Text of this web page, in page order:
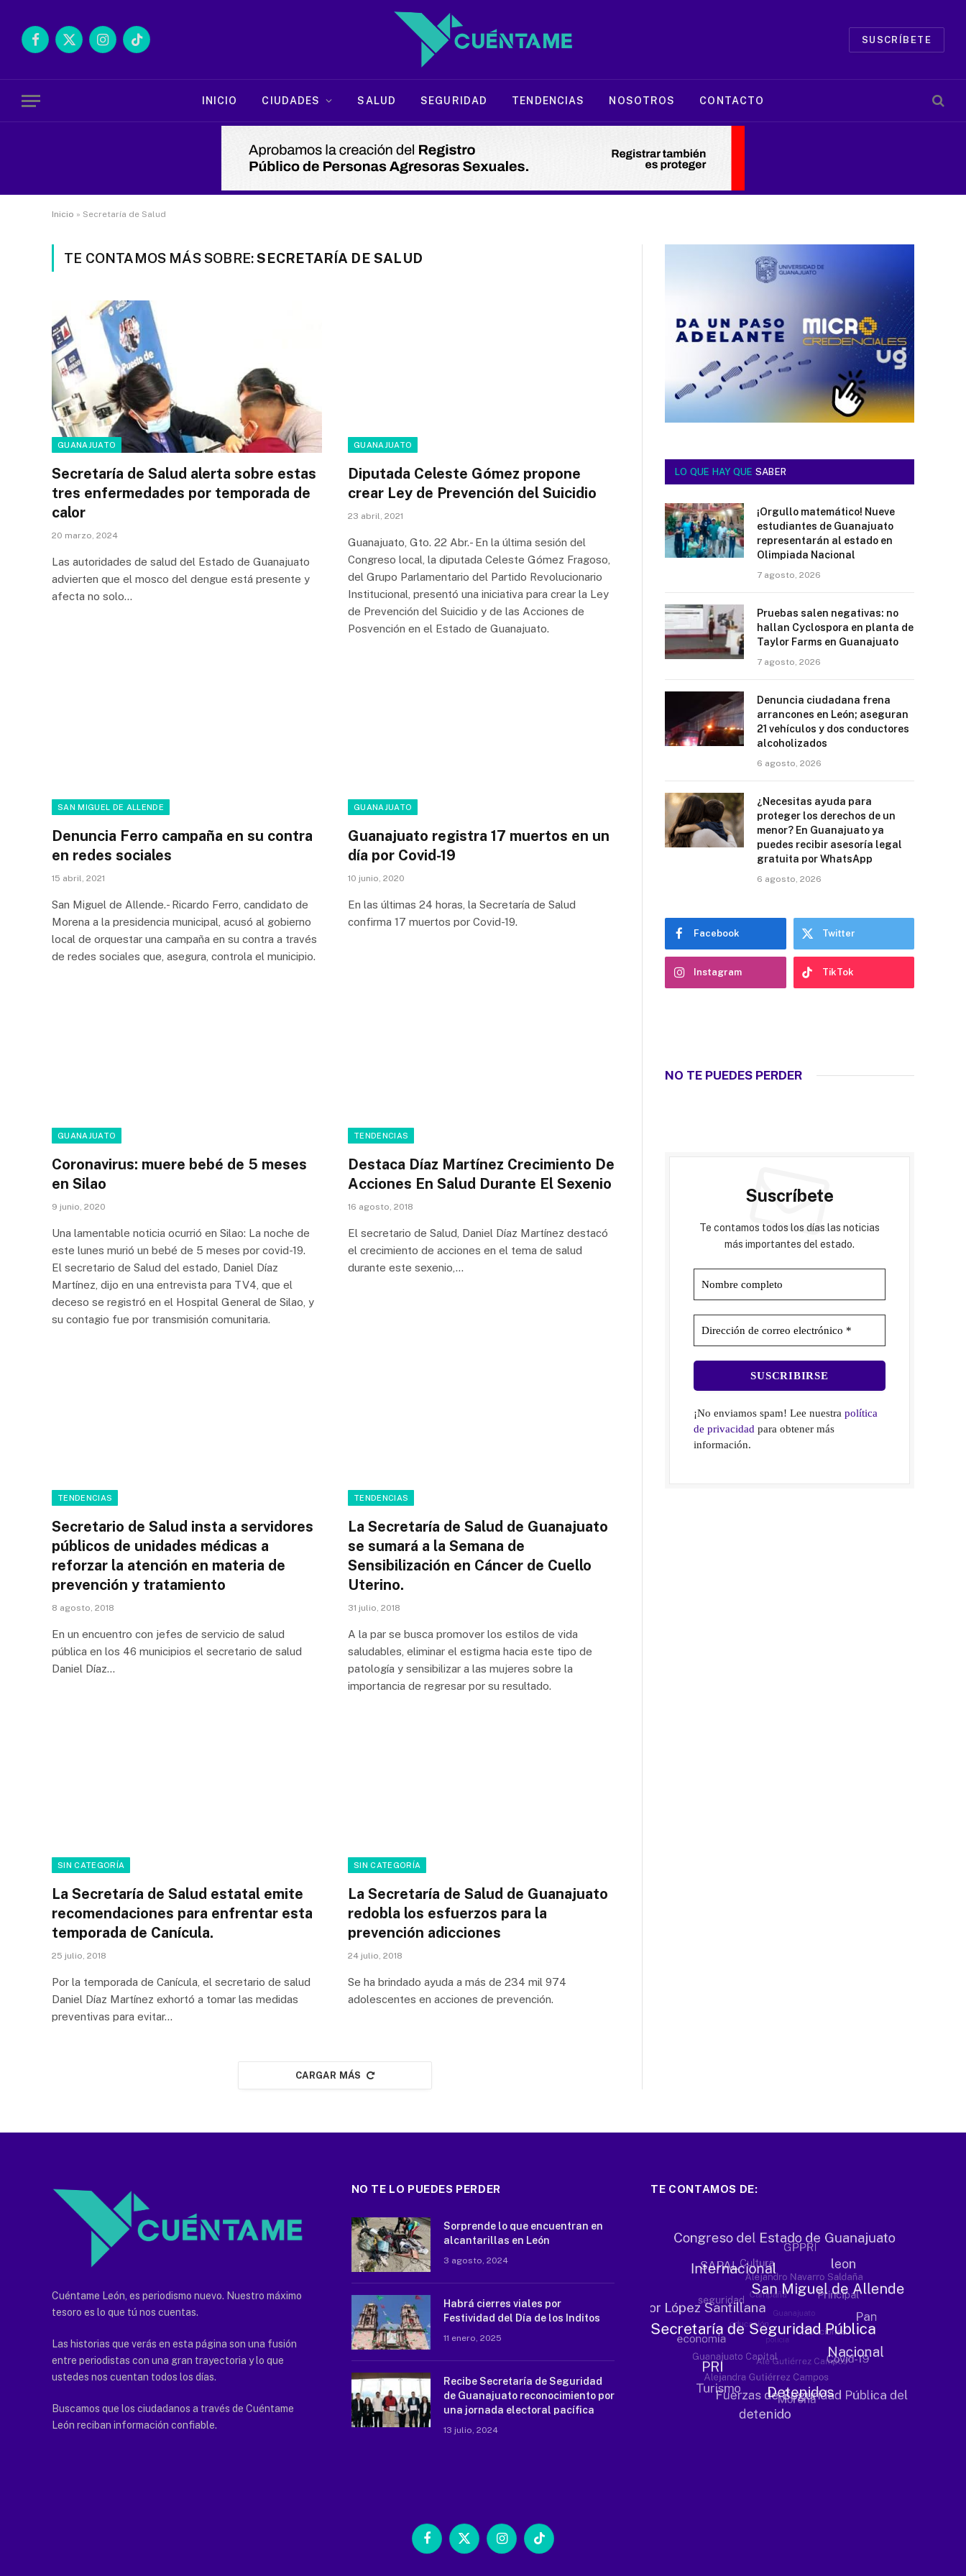
Facebook
X
InstagramTikTok
SUSCRÍBETE
INICIO CIUDADES SALUD SEGURIDAD TENDENCIAS NOSOTROS CONTACTO
Inicio » Secretaría de Salud
TE CONTAMOS MÁS SOBRE:SECRETARÍA DE SALUD
GUANAJUATO
Secretaría de Salud alerta sobre estas
tres enfermedades por temporada de
calor
20 marzo, 2024
Las autoridades de salud del Estado de Guanajuato
advierten que el mosco del dengue está presente y
afecta no solo…
GUANAJUATO
Diputada Celeste Gómez propone
crear Ley de Prevención del Suicidio
23 abril, 2021
Guanajuato, Gto. 22 Abr.- En la última sesión del
Congreso local, la diputada Celeste Gómez Fragoso,
del Grupo Parlamentario del Partido Revolucionario
Institucional, presentó una iniciativa para crear la Ley
de Prevención del Suicidio y de las Acciones de
Posvención en el Estado de Guanajuato.
SAN MIGUEL DE ALLENDE
Denuncia Ferro campaña en su contra
en redes sociales
15 abril, 2021
San Miguel de Allende.- Ricardo Ferro, candidato de
Morena a la presidencia municipal, acusó al gobierno
local de orquestar una campaña en su contra a través
de redes sociales que, asegura, controla el municipio.
GUANAJUATO
Guanajuato registra 17 muertos en un
día por Covid-19
10 junio, 2020
En las últimas 24 horas, la Secretaría de Salud
confirma 17 muertos por Covid-19.
GUANAJUATO
Coronavirus: muere bebé de 5 meses
en Silao
9 junio, 2020
Una lamentable noticia ocurrió en Silao: La noche de
este lunes murió un bebé de 5 meses por covid-19.
El secretario de Salud del estado, Daniel Díaz
Martínez, dijo en una entrevista para TV4, que el
deceso se registró en el Hospital General de Silao, y
su contagio fue por transmisión comunitaria.
TENDENCIAS
Destaca Díaz Martínez Crecimiento De
Acciones En Salud Durante El Sexenio
16 agosto, 2018
El secretario de Salud, Daniel Díaz Martínez destacó
el crecimiento de acciones en el tema de salud
durante este sexenio,…
TENDENCIAS
Secretario de Salud insta a servidores
públicos de unidades médicas a
reforzar la atención en materia de
prevención y tratamiento
8 agosto, 2018
En un encuentro con jefes de servicio de salud
pública en los 46 municipios el secretario de salud
Daniel Díaz…
TENDENCIAS
La Secretaría de Salud de Guanajuato
se sumará a la Semana de
Sensibilización en Cáncer de Cuello
Uterino.
31 julio, 2018
A la par se busca promover los estilos de vida
saludables, eliminar el estigma hacia este tipo de
patología y sensibilizar a las mujeres sobre la
importancia de regresar por su resultado.
SIN CATEGORÍA
La Secretaría de Salud estatal emite
recomendaciones para enfrentar esta
temporada de Canícula.
25 julio, 2018
Por la temporada de Canícula, el secretario de salud
Daniel Díaz Martínez exhortó a tomar las medidas
preventivas para evitar…
SIN CATEGORÍA
La Secretaría de Salud de Guanajuato
redobla los esfuerzos para la
prevención adicciones
24 julio, 2018
Se ha brindado ayuda a más de 234 mil 974
adolescentes en acciones de prevención.
CARGAR MÁS
LO QUE HAY QUE SABER
¡Orgullo matemático! Nueve
estudiantes de Guanajuato
representarán al estado en
Olimpiada Nacional
7 agosto, 2026
Pruebas salen negativas: no
hallan Cyclospora en planta de
Taylor Farms en Guanajuato
7 agosto, 2026
Denuncia ciudadana frena
arrancones en León; aseguran
21 vehículos y dos conductores
alcoholizados
6 agosto, 2026
¿Necesitas ayuda para
proteger los derechos de un
menor? En Guanajuato ya
puedes recibir asesoría legal
gratuita por WhatsApp
6 agosto, 2026
Facebook Twitter
Instagram TikTok
NO TE PUEDES PERDER
Suscríbete
Te contamos todos los días las noticias
más importantes del estado.
¡No enviamos spam! Lee nuestrapolítica
de privacidad para obtener más
información.
Cuéntame León, es periodismo nuevo. Nuestro máximo
tesoro es lo que tú nos cuentas.
Las historias que verás en esta página son una fusión
entre periodistas con una gran trayectoria y lo que
ustedes nos cuentan todos los días.
Buscamos que los ciudadanos a través de Cuéntame
León reciban información confiable.
NO TE LO PUEDES PERDER
Sorprende lo que encuentran en
alcantarillas en León
3 agosto, 2024
Habrá cierres viales por
Festividad del Día de los Inditos
11 enero, 2025
Recibe Secretaría de Seguridad
de Guanajuato reconocimiento por
una jornada electoral pacífica
13 julio, 2024
TE CONTAMOS DE:
Facebook
X
InstagramTikTok